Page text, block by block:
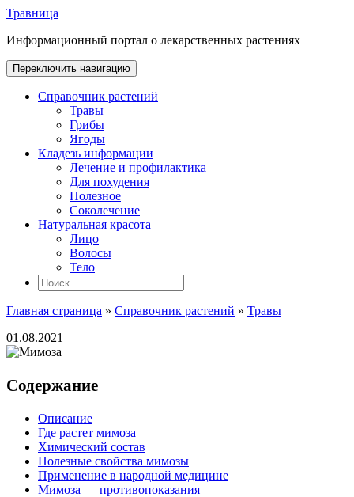
Травница
Информационный портал о лекарственных растениях
Переключить навигацию
Справочник растений
Травы
Грибы
Ягоды
Кладезь информации
Лечение и профилактика
Для похудения
Полезное
Соколечение
Натуральная красота
Лицо
Волосы
Тело
Главная страница » Справочник растений » Травы
01.08.2021
Содержание
Описание
Где растет мимоза
Химический состав
Полезные свойства мимозы
Применение в народной медицине
Мимоза — противопоказания